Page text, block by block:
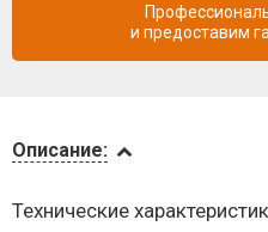
Описание:
Технические
и предоставим